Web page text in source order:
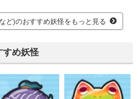
ど)のおすすめ妖怪をもっと見る
すめ妖怪